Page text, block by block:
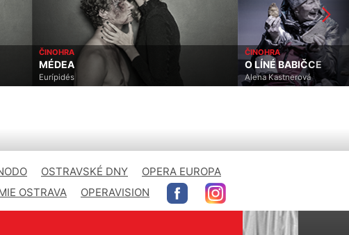
ČINOHRA
MÉDEA
Eurípidés
ČINOHRA
O LÍNÉ BABIČCE
Alena Kastnerová
OSTRAVSKÉ DNY
OPERA EUROPA
OSTRAVA OPERAVISION